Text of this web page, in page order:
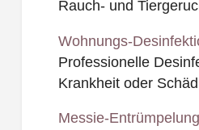
Rauch- und
Wohnungs-
Professionelle
Krankheit oder
Messie-